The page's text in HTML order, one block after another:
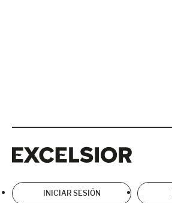
INICIAR SESIÓN